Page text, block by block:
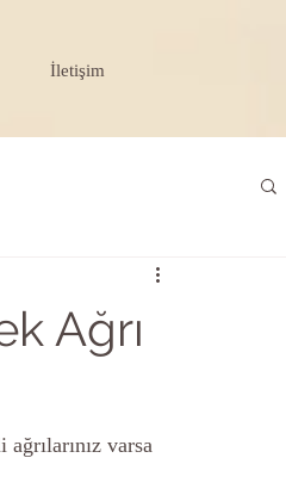
İletişim
Ağrı
varsa